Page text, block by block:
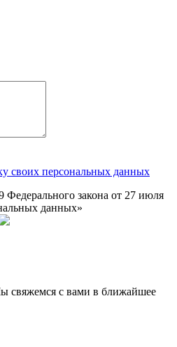
своих персональных данных
Федерального закона от 27 июля
данных»
свяжемся с вами в ближайшее